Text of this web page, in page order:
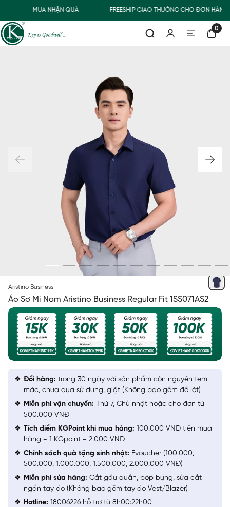
MUA NHẬN QUÀ FREESHIP GIAO THƯỜNG CHO ĐƠN
0
Aristino Business
Áo Sơ Mi Nam Aristino Business Regular Fit 1SS071AS2
Đổi hàng: trong 30 ngày với sản phẩm còn nguyên tem
mác, chưa qua sử dụng, giặt (Không bao gồm đồ lót)
Miễn phí vận chuyển: Thứ 7, Chủ nhật hoặc cho đơn từ
500.000 VNĐ
Tích điểm KGPoint khi mua hàng: 100.000 VNĐ tiền mua
hàng = 1 KGpoint = 2.000 VNĐ
Chính sách quà tặng sinh nhật: Evoucher (100.000,
500.000, 1.000.000, 1.500.000, 2.000.000 VNĐ)
Miễn phí sửa hàng: Cắt gấu quần, bóp bụng, sửa cắt
ngắn tay áo (Không bao gồm tay áo Vest/Blazer)
Hotline: 18006226 hỗ trợ từ 8h00:22h00